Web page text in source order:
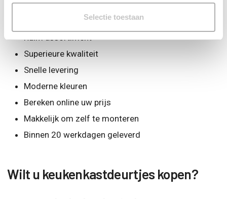
Selectie toestaan
Gegarandeerde de goedkoopste
Ruim assortiment
Superieure kwaliteit
Snelle levering
Moderne kleuren
Bereken online uw prijs
Makkelijk om zelf te monteren
Binnen 20 werkdagen geleverd
Wilt u keukenkastdeurtjes kopen?